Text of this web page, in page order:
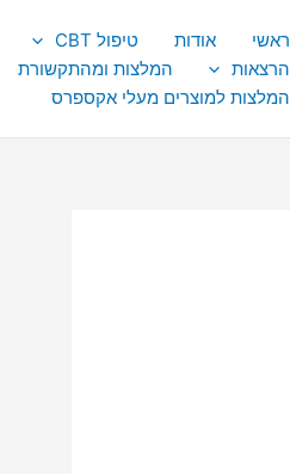
ראשי אודות טיפול CBT
הרצאות
המלצות ומהתקשורת
המלצות למוצרים מעלי אקספרס